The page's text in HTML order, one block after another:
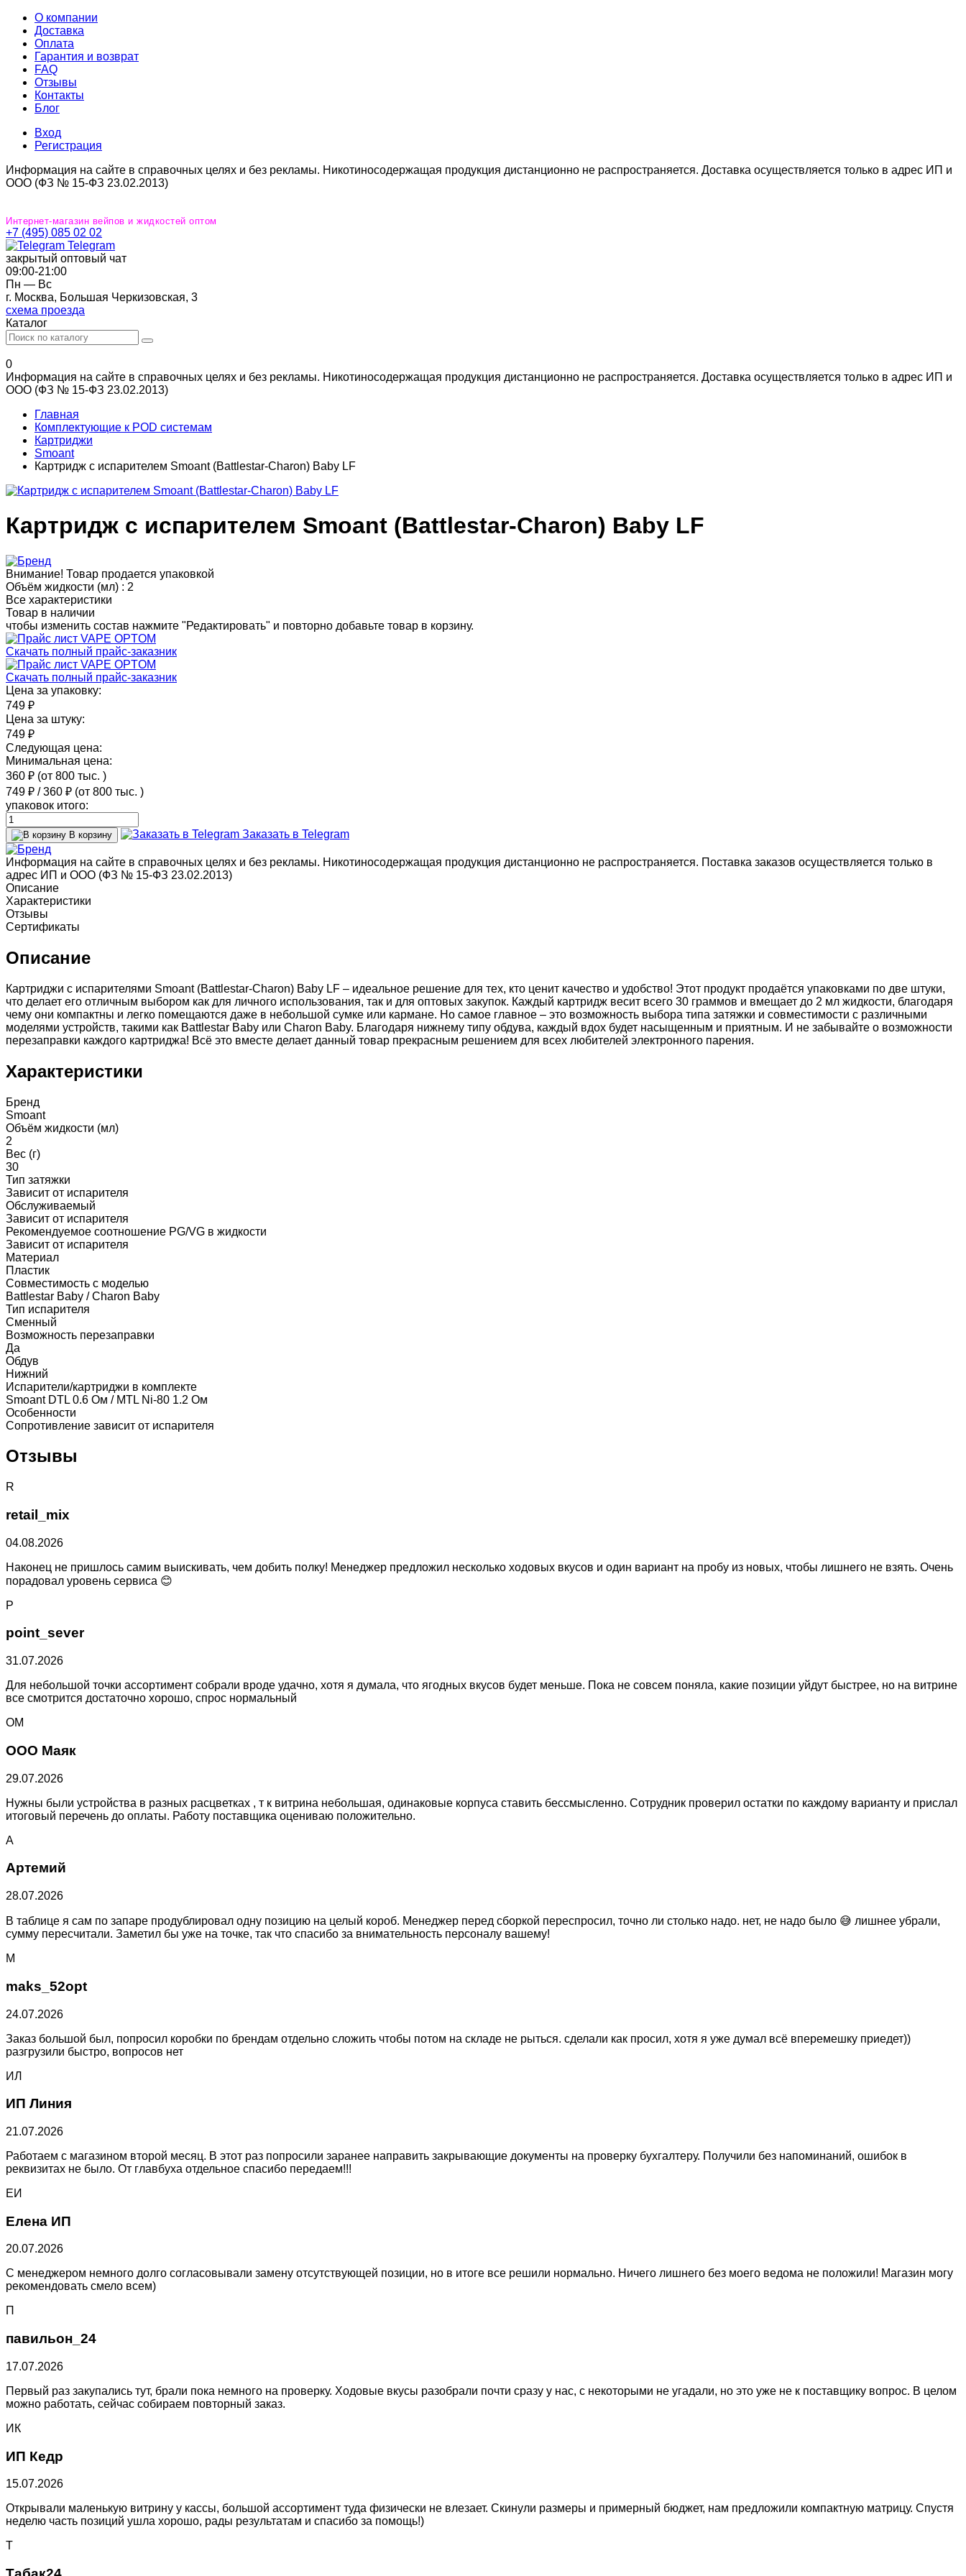
О компании
Доставка
Оплата
Гарантия и возврат
FAQ
Отзывы
Контакты
Блог
Вход
Регистрация
Информация на сайте в справочных целях и без рекламы. Никотиносодержащая продукция дистанционно не распространяется. Доставка осуществляется только в адрес ИП и
ООО (ФЗ № 15-ФЗ 23.02.2013)
Интернет-магазин вейпов и жидкостей оптом
+7 (495) 085 02 02
Telegram
закрытый оптовый чат
09:00‐21:00
Пн — Вс
г. Москва, Большая Черкизовская, 3
схема проезда
Каталог
0
Информация на сайте в справочных целях и без рекламы. Никотиносодержащая продукция дистанционно не распространяется. Доставка осуществляется только в адрес ИП и
ООО (ФЗ № 15-ФЗ 23.02.2013)
Главная
Комплектующие к POD системам
Картриджи
Smoant
Картридж с испарителем Smoant (Battlestar-Charon) Baby LF
Картридж с испарителем Smoant (Battlestar-Charon) Baby LF
Внимание! Товар продается упаковкой
Объём жидкости (мл) : 2
Все характеристики
Товар в наличии
чтобы изменить состав нажмите "Редактировать" и повторно добавьте товар в корзину.
Скачать полный прайс-заказник
Скачать полный прайс-заказник
Цена за упаковку:
749 ₽
Цена за штуку:
749 ₽
Следующая цена:
Минимальная цена:
360 ₽ (от 800 тыс. )
749 ₽ /360 ₽ (от 800 тыс. )
упаковок итого:
В корзину Заказать в Telegram
Информация на сайте в справочных целях и без рекламы. Никотиносодержащая продукция дистанционно не распространяется. Поставка заказов осуществляется только в
адрес ИП и ООО (ФЗ № 15-ФЗ 23.02.2013)
Описание
Характеристики
Отзывы
Сертификаты
Описание
Картриджи с испарителями Smoant (Battlestar-Charon) Baby LF – идеальное решение для тех, кто ценит качество и удобство! Этот продукт продаётся упаковками по две штуки,
что делает его отличным выбором как для личного использования, так и для оптовых закупок. Каждый картридж весит всего 30 граммов и вмещает до 2 мл жидкости, благодаря
чему они компактны и легко помещаются даже в небольшой сумке или кармане. Но самое главное – это возможность выбора типа затяжки и совместимости с различными
моделями устройств, такими как Battlestar Baby или Charon Baby. Благодаря нижнему типу обдува, каждый вдох будет насыщенным и приятным. И не забывайте о возможности
перезаправки каждого картриджа! Всё это вместе делает данный товар прекрасным решением для всех любителей электронного парения.
Характеристики
Бренд
Smoant
Объём жидкости (мл)
2
Вес (г)
30
Тип затяжки
Зависит от испарителя
Обслуживаемый
Зависит от испарителя
Рекомендуемое соотношение PG/VG в жидкости
Зависит от испарителя
Материал
Пластик
Совместимость с моделью
Battlestar Baby / Charon Baby
Тип испарителя
Сменный
Возможность перезаправки
Да
Обдув
Нижний
Испарители/картриджи в комплекте
Smoant DTL 0.6 Ом / MTL Ni-80 1.2 Ом
Особенности
Сопротивление зависит от испарителя
Отзывы
R
retail_mix
04.08.2026
Наконец не пришлось самим выискивать, чем добить полку! Менеджер предложил несколько ходовых вкусов и один вариант на пробу из новых, чтобы лишнего не взять. Очень
порадовал уровень сервиса 😊
P
point_sever
31.07.2026
Для небольшой точки ассортимент собрали вроде удачно, хотя я думала, что ягодных вкусов будет меньше. Пока не совсем поняла, какие позиции уйдут быстрее, но на витрине
все смотрится достаточно хорошо, спрос нормальный
ОМ
ООО Маяк
29.07.2026
Нужны были устройства в разных расцветках , т к витрина небольшая, одинаковые корпуса ставить бессмысленно. Сотрудник проверил остатки по каждому варианту и прислал
итоговый перечень до оплаты. Работу поставщика оцениваю положительно.
А
Артемий
28.07.2026
В таблице я сам по запаре продублировал одну позицию на целый короб. Менеджер перед сборкой переспросил, точно ли столько надо. нет, не надо было 😅 лишнее убрали,
сумму пересчитали. Заметил бы уже на точке, так что спасибо за внимательность персоналу вашему!
M
maks_52opt
24.07.2026
Заказ большой был, попросил коробки по брендам отдельно сложить чтобы потом на складе не рыться. сделали как просил, хотя я уже думал всё вперемешку приедет))
разгрузили быстро, вопросов нет
ИЛ
ИП Линия
21.07.2026
Работаем с магазином второй месяц. В этот раз попросили заранее направить закрывающие документы на проверку бухгалтеру. Получили без напоминаний, ошибок в
реквизитах не было. От главбуха отдельное спасибо передаем!!!
ЕИ
Елена ИП
20.07.2026
С менеджером немного долго согласовывали замену отсутствующей позиции, но в итоге все решили нормально. Ничего лишнего без моего ведома не положили! Магазин могу
рекомендовать смело всем)
П
павильон_24
17.07.2026
Первый раз закупались тут, брали пока немного на проверку. Ходовые вкусы разобрали почти сразу у нас, с некоторыми не угадали, но это уже не к поставщику вопрос. В целом
можно работать, сейчас собираем повторный заказ.
ИК
ИП Кедр
15.07.2026
Открывали маленькую витрину у кассы, большой ассортимент туда физически не влезает. Скинули размеры и примерный бюджет, нам предложили компактную матрицу. Спустя
неделю часть позиций ушла хорошо, рады результатам и спасибо за помощь!)
Т